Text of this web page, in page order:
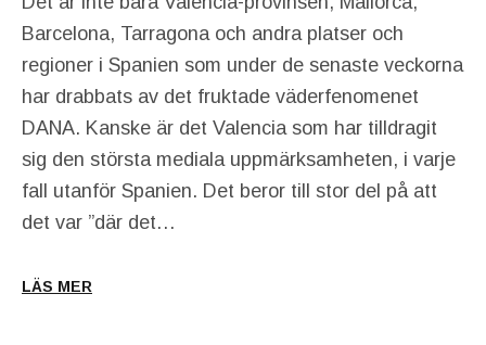
Barcelona, Tarragona och andra platser och
regioner i Spanien som under de senaste veckorna
har drabbats av det fruktade väderfenomenet
DANA. Kanske är det Valencia som har tilldragit
sig den största mediala uppmärksamheten, i varje
fall utanför Spanien. Det beror till stor del på att
det var ”där det…
LÄS MER